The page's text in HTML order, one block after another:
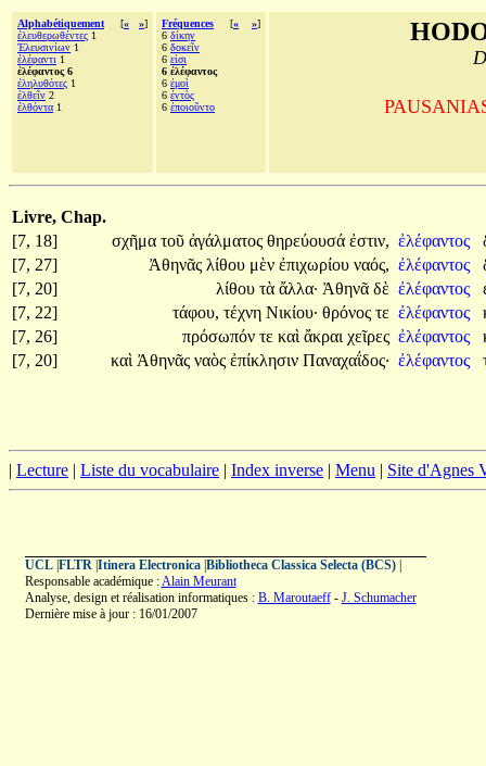
Alphabétiquement [« »]
ἐλευθερωθέντες 1
Ἐλευσινίων 1
ἐλέφαντι 1
ἐλέφαντος 6
ἐληλυθότες 1
ἐλθεῖν 2
ἐλθόντα 1
Fréquences [« »]
6 δίκην
6 δοκεῖν
6 εἰσι
6 ἐλέφαντος
6 ἐμοὶ
6 ἐντὸς
6 ἐποιοῦντο
Livre, Chap.
[7, 18]
σχῆμα τοῦ ἀγάλματος θηρεύουσά ἐστιν, ἐλέφαντος
[7, 27]
Ἀθηνᾶς λίθου μὲν ἐπιχωρίου ναός, ἐλέφαντος
[7, 20]
λίθου τὰ ἄλλα· Ἀθηνᾶ δὲ ἐλέφαντος
[7, 22]
τάφου, τέχνη Νικίου· θρόνος τε ἐλέφαντος
[7, 26]
πρόσωπόν τε καὶ ἄκραι χεῖρες ἐλέφαντος
[7, 20]
καὶ Ἀθηνᾶς ναὸς ἐπίκλησιν Παναχαΐδος· ἐλέφαντος
| Lecture | Liste du vocabulaire | Index inverse | Menu | Site d'Agnes
UCL| FLTR| Itinera Electronica| Bibliotheca Classica Selecta (BCS)|
Responsable académique :Alain Meurant
Analyse, design et réalisation informatiques : B. Maroutaeff- J. Schumacher
Dernière mise à jour : 16/01/2007